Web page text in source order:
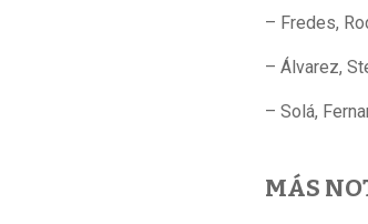
– Fredes,
– Álvarez,
– Solá,
MÁS